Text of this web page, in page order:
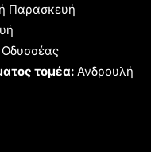
Παρασκευή
τομέα: Ανδρουλή